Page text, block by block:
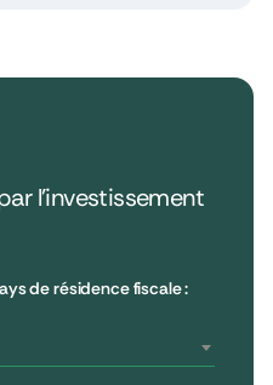
l’investissement
de résidence fiscale :
Reporting